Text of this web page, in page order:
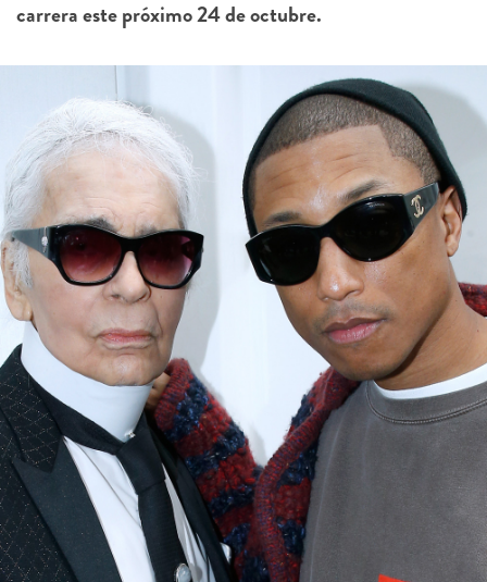
carrera este próximo 24 de octubre.